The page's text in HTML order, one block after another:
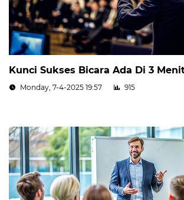
Kunci Sukses Bicara Ada Di 3
Monday, 7-4-2025 19:57 915